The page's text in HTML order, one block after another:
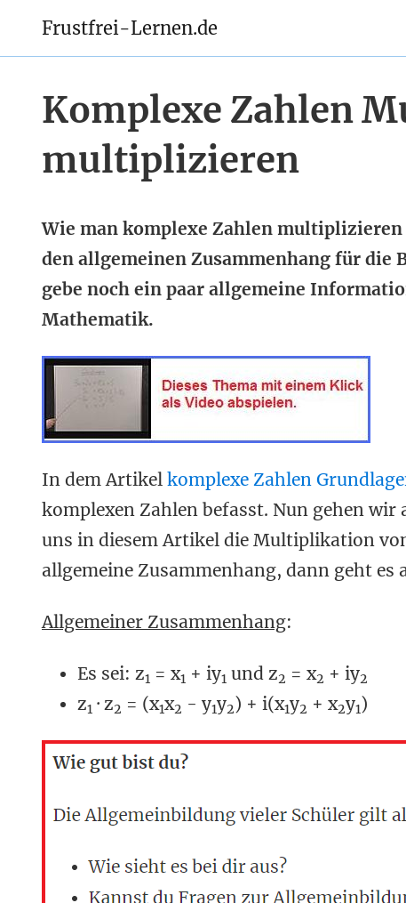
Frustfrei-Lernen.de
Komplexe Zahlen
multiplizieren
Wie man komplexe Zahlen
den allgemeinen Zusammenhang für die
gebe noch ein paar allgemeine
Mathematik.
In dem Artikel komplexe Zahlen
komplexen Zahlen befasst. Nun gehen
uns in diesem Artikel die Multiplikation
allgemeine Zusammenhang, dann geht es
Allgemeiner Zusammenhang:
Es sei: z1 = x1 + iy1 und z2 = x2 + iy2
z1 · z2 = (x1x2 - y1y2) + i(x1y2 + x2y1)